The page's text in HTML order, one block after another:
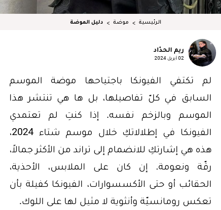
الرئيسية موضة دليل الموضة
ريم الحدّاد
02 أبريل 2024
لم تكتفي الفيونكا باجتياحها موضة الموسم
السابق في كلّ تفاصيلها، بل ها هي تنتشر هذا
الموسم وبالزخم نفسه. إذا كنتِ لم تعتمدي
الفيونكا في إطلالاتكِ خلال موسم شتاء 2024،
هذه هي إشارتكِ للانضمام إلى تراند من الأكثر جمالاً،
رقّة ونعومة. إن كان على الملابس، الأحذية،
الحقائب أو حتى الأكسسوارات، الفيونكا كفيلة بأن
تعكس رومانسيّة وأنثوية لا مثيل لها على اللوك.